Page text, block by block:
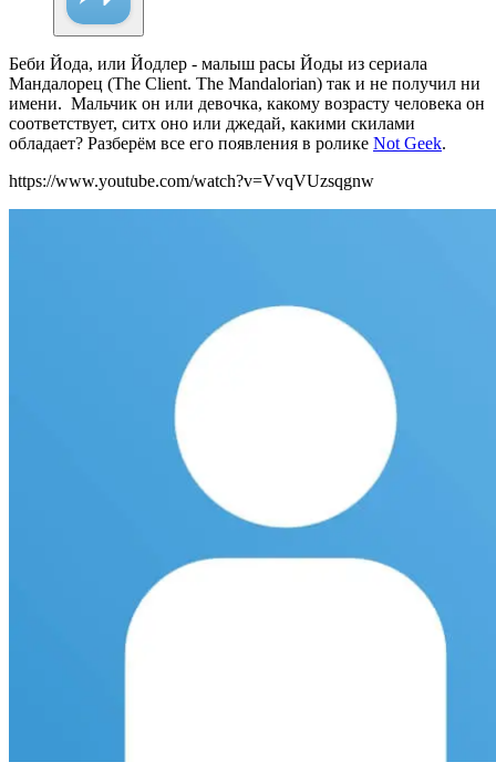
Беби Йода, или Йодлер - малыш расы Йоды из сериала
Мандалорец (The Client. The Mandalorian) так и не получил ни
имени. Мальчик он или девочка, какому возрасту человека он
соответствует, ситх оно или джедай, какими скилами
обладает? Разберём все его появления в ролике Not Geek.
https://www.youtube.com/watch?v=VvqVUzsqgnw